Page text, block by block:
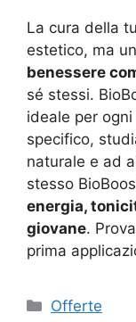
La cura della
estetico, ma
benessere
sé stessi.
ideale per
specifico,
naturale e ad
stesso
energia,
giovane.
prima
Categorie
Offerte